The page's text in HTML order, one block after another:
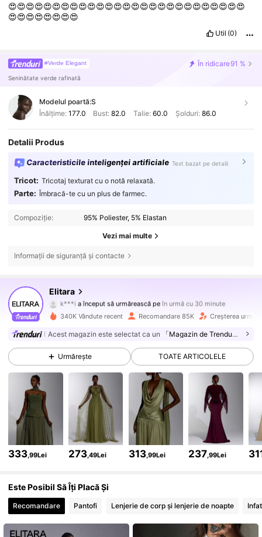
😍😍😍😍😍😍😍😍😍😍😍😍😍😍😍😍😍😍😍😍😍😍😍😍😍😍😍
😍😍😍😍😍😍😍😍
Util (0)
#Verde Elegant În ridicare91 %
Seninătate verde rafinată
Modelul poartă:S
Înălțime: 177.0 Bust:82.0 Talie: 60.0 Șolduri: 86.0
Detalii Produs
Caracteristicile inteligenței artificiale Text bazat pe detalii
Tricot: Tricotaj texturat cu o notă relaxată.
Parte: Îmbracă-te cu un plus de farmec.
Compoziție: 95% Poliester, 5% Elastan
Vezi mai multe
Informații de siguranță și contacte
Elitara
4,63
773K Urmăritori
k***i a început să urmărească pe în urmă cu 30 minute
4,63 773K Urmăritori
773K Urmăritori
773K Urmăritori
4,63 773K Urmăritori
4,63
340K Vândute recent Recomandare 85K Creșterea
Acest magazin este selectat ca un 「Magazin de Trenduri」
Urmărește TOATE ARTICOLELE
333,99Lei 273,49Lei 313,99Lei 237,99Lei
Este Posibil Să Îți Placă Și
Recomandare Pantofi Lenjerie de corp și lenjerie de noapte